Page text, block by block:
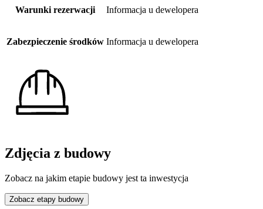
Warunki rezerwacji Informacja u dewelopera
Zabezpieczenie środków Informacja u dewelopera
Zdjęcia z budowy
Zobacz na jakim etapie budowy jest ta inwestycja
Zobacz etapy budowy